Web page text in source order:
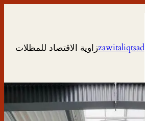
zawitaliqtsadزاوية الاقتصاد للمظلات